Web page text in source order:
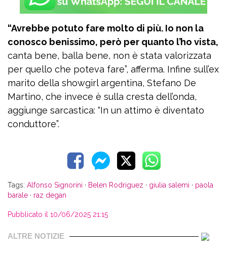
“Avrebbe potuto fare molto di più. Io non la
conosco benissimo, però per quanto l’ho vista,
canta bene, balla bene, non è stata valorizzata
per quello che poteva fare”, afferma. Infine sull’ex
marito della showgirl argentina, Stefano De
Martino, che invece è sulla cresta dell’onda,
aggiunge sarcastica: “In un attimo è diventato
conduttore”.
Tags: Alfonso Signorini · Belen Rodriguez · giulia salemi · paola
barale · raz degan
Pubblicato il 10/06/2025 21:15
ALTRE NOTIZIE